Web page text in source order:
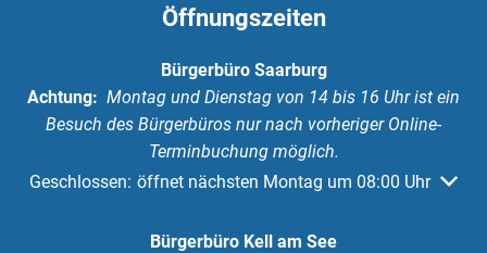
Öffnungszeiten
Bürgerbüro Saarburg
Achtung: Montag und Dienstag von 14 bis 16 Uhr ist ein
Besuch des Bürgerbüros nur nach vorheriger Online-
Terminbuchung möglich.
Klicken, um weitere Öffnungs- oder Schließzeiten
Geschlossen: öffnet nächsten Montag um 08:00 Uhr
Bürgerbüro Kell am See